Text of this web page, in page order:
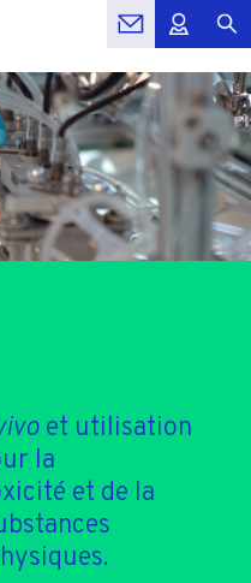
et utilisation
la
et de la